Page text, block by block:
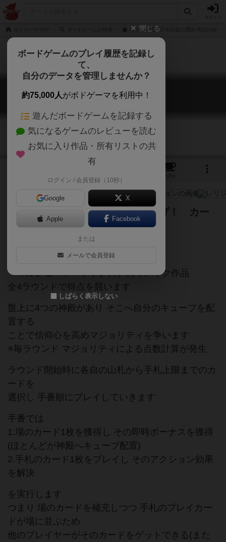
Religion 完全日本語版の通販/商品詳細
レリジョン
religion
カフェ
高めた信仰心を転化して得点を稼げ！ カー
ドプレイが独特で悩ましい！
『マルシェ・ド・フランス』のリメイク作品
全4ラウンドで得点を競います
盤上に4つの神殿があり そこへ自分のキューブを配
置する
ことで信仰心を高めマジョリティを争います
※毎ラウンド マジョリティによる点数計算が発生
ラウンド開始時に各自の山札から手札上限までのカ
ードを
選択し 手番順にプレイしていきます
手番では
1.場のカード1枚を獲得し その即時ボーナスを獲得
(ほとんどが神殿へキューブ配置)
2.手札のカード1枚をプレイし そのアクション効果
を解決
を実行します
つまり 場のカードを補充しつつ 手札のプレイカー
ドが場に並ぶため
他のプレイヤーがそのカードをゲットできる(また
閉じる
ボードゲームのプレイ履歴を記録し
て、
自分のデータを管理しませんか？
約75,000人がボドゲーマを利用中！
遊んだボードゲームを記録する
気になるゲームのレビューを読む
お気に入り作品・所有リストの共
有
ログイン / 会員登録（10秒）
Google X
Apple Facebook
または
メールで会員登録
しばらく表示しない